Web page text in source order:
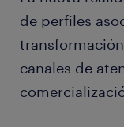
de perfiles
canales de